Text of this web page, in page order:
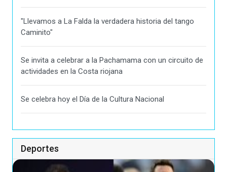
"Llevamos a La Falda la verdadera historia del tango
Caminito"
Se invita a celebrar a la Pachamama con un circuito de
actividades en la Costa riojana
Se celebra hoy el Día de la Cultura Nacional
Deportes